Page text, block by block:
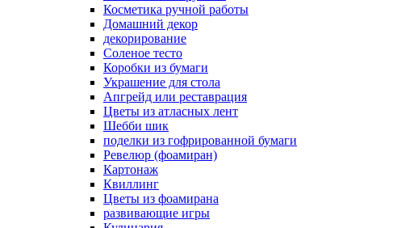
Косметика ручной работы
Домашний декор
декорирование
Соленое тесто
Коробки из бумаги
Украшение для стола
Апгрейд или реставрация
Цветы из атласных лент
Шебби шик
поделки из гофрированной бумаги
Ревелюр (фоамиран)
Картонаж
Квиллинг
Цветы из фоамирана
развивающие игры